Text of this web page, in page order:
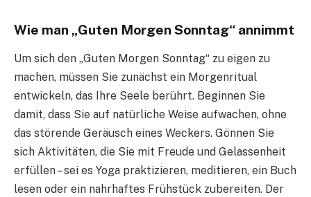
Wie man „Guten Morgen Sonntag“ annimmt
Um sich den „Guten Morgen Sonntag“ zu eigen zu
machen, müssen Sie zunächst ein Morgenritual
entwickeln, das Ihre Seele berührt. Beginnen Sie
damit, dass Sie auf natürliche Weise aufwachen, ohne
das störende Geräusch eines Weckers. Gönnen Sie
sich Aktivitäten, die Sie mit Freude und Gelassenheit
erfüllen – sei es Yoga praktizieren, meditieren, ein Buch
lesen oder ein nahrhaftes Frühstück zubereiten. Der